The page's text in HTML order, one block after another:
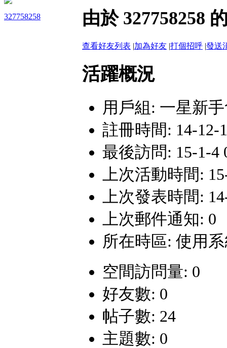
327758258 由於 327758258
查看好友列表 |加為好友 |打個招呼 |發送
活躍概況
用戶組: 一星新
註冊時間: 14-12-
最後訪問: 15-1-4
上次活動時間:
上次發表時間:
上次郵件通知: 0
所在時區: 使用
空間訪問量: 0
好友數: 0
帖子數: 24
主題數: 0